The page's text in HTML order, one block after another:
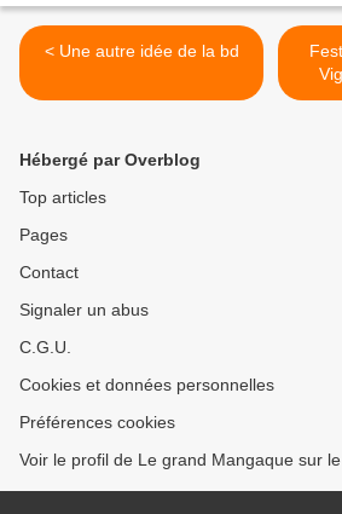
< Une autre idée de la bd
Hébergé par Overblog
Top articles
Pages
Contact
Signaler un abus
C.G.U.
Cookies et données personnelles
Préférences cookies
Voir le profil de Le grand Mangaque sur